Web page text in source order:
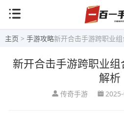
主页 > 手游攻略新开合击手游跨职业
新开合击手游跨职业
解析
传奇手游